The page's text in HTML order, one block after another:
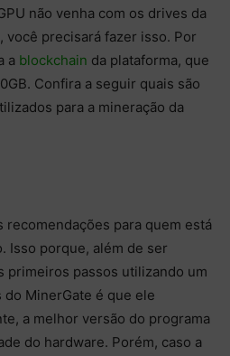
não venha com os drives da
você precisará fazer isso. Por
a blockchain da plataforma, que
Confira a seguir quais são
para a mineração da
recomendações para quem está
Isso porque, além de ser
primeiros passos utilizando um
do MinerGate é que ele
a melhor versão do programa
do hardware. Porém, caso a